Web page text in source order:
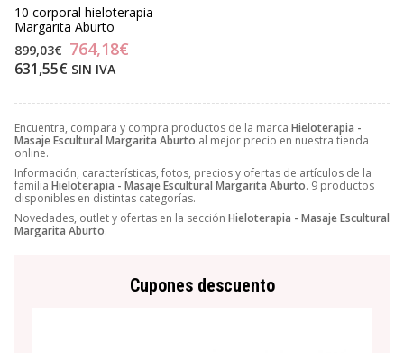
Encuentra, compara y compra productos de la marca Hieloterapia -
Masaje Escultural Margarita Aburto al mejor precio en nuestra tienda
online.
Información, características, fotos, precios y ofertas de artículos de la
familia Hieloterapia - Masaje Escultural Margarita Aburto. 9 productos
disponibles en distintas categorías.
Novedades, outlet y ofertas en la sección Hieloterapia - Masaje Escultural
Margarita Aburto.
10 corporal hieloterapia
Margarita Aburto
899,03€ 764,18€
631,55€ SIN IVA
Cupones descuento